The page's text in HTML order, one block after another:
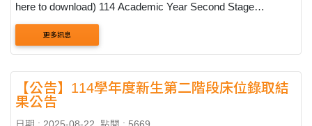
here to download) 114 Academic Year Second Stage
Admission Results 床位查詢（宿舍區、棟別、寢室號碼）：
8/28 (四) 之後至學生資訊系統：https://ithu.tw/TedjZ &rar....
更多訊息
【公告】114學年度新生第二階段床位錄取結
果公告